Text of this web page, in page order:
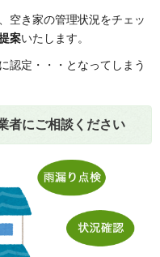
空き家の管理状況をチェッ
案いたします。
認定・・・となってしまう
者にご相談ください